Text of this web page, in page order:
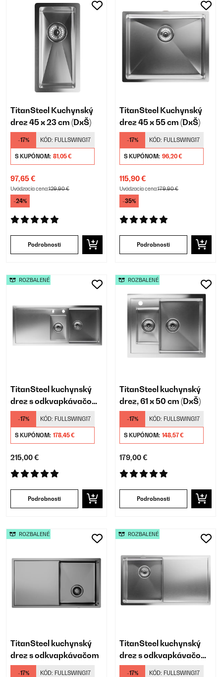
TitanSteel Kuchynský
drez 45 x 23 cm (DxŠ)
-17% KÓD: FULLSWING17
S KUPÓNOM: 81,05 €
97,65 €
Uvádzacia cena:129,90 €
-24%
Podrobnosti
TitanSteel Kuchynský
drez 45 x 55 cm (DxŠ)
-17% KÓD: FULLSWING17
S KUPÓNOM: 96,20 €
115,90 €
Uvádzacia cena:179,90 €
-35%
Podrobnosti
TitanSteel kuchynský
drez s odkvapkávačom,
100 x 45 cm (DxŠ)
-17% KÓD: FULLSWING17
S KUPÓNOM: 178,45 €
215,00 €
Podrobnosti
ROZBALENÉ
TitanSteel kuchynský
drez, 61 x 50 cm (DxŠ)
-17% KÓD: FULLSWING17
S KUPÓNOM: 148,57 €
179,00 €
Podrobnosti
ROZBALENÉ
TitanSteel kuchynský
drez s odkvapkávačom
-17% KÓD: FULLSWING17
ROZBALENÉ
TitanSteel kuchynský
drez s odkvapkávačom,
79 x 44 cm (DxŠ)
-17% KÓD: FULLSWING17
ROZBALENÉ